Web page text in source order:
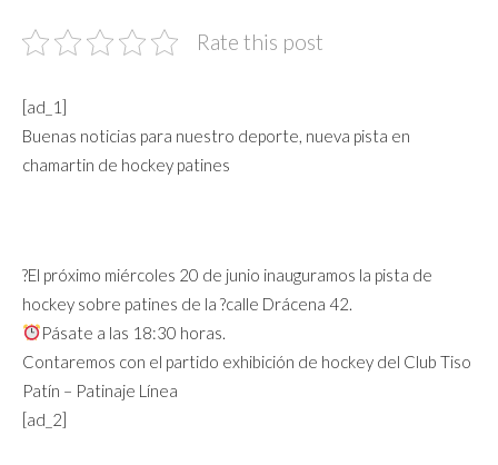
Rate this post
[ad_1]
Buenas noticias para nuestro deporte, nueva pista en
chamartin de hockey patines
?El próximo miércoles 20 de junio inauguramos la pista de
hockey sobre patines de la ?calle Drácena 42.
Pásate a las 18:30 horas.
Contaremos con el partido exhibición de hockey del Club Tiso
Patín – Patinaje Línea
[ad_2]